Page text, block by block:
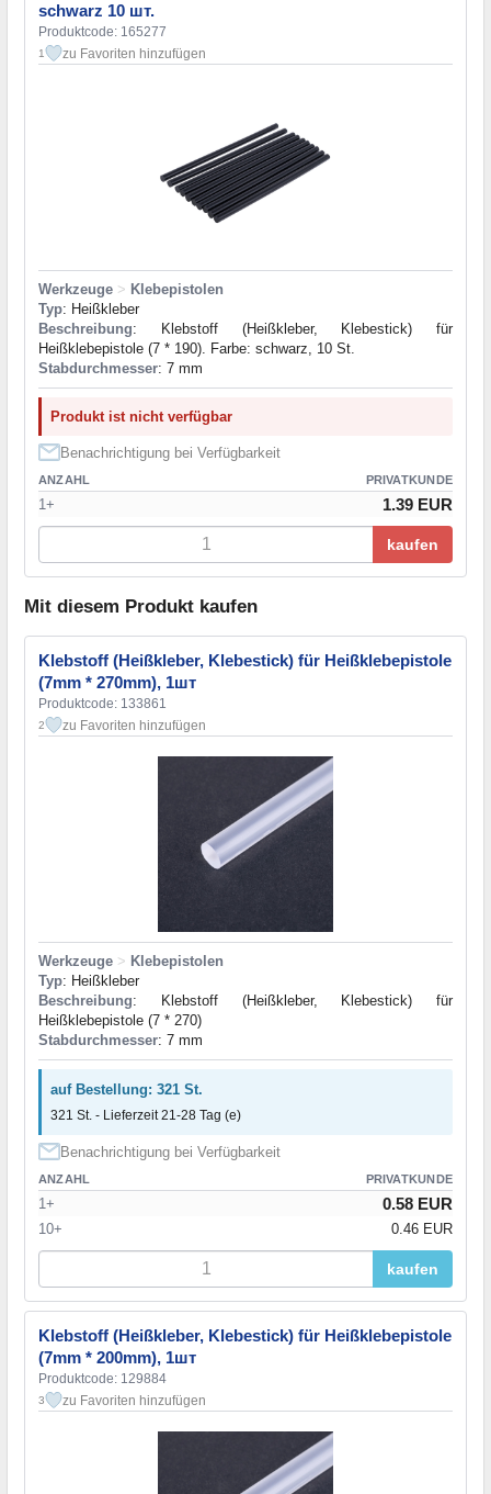
schwarz 10 шт.
Produktcode: 165277
1 zu Favoriten hinzufügen
Werkzeuge > Klebepistolen
Typ: Heißkleber
Beschreibung: Klebstoff (Heißkleber, Klebestick) für
Heißklebepistole (7 * 190). Farbe: schwarz, 10 St.
Stabdurchmesser: 7 mm
Produkt ist nicht verfügbar
Benachrichtigung bei Verfügbarkeit
ANZAHL PRIVATKUNDE
1+ 1.39 EUR
kaufen
Mit diesem Produkt kaufen
Klebstoff (Heißkleber, Klebestick) für Heißklebepistole
(7mm * 270mm), 1шт
Produktcode: 133861
2 zu Favoriten hinzufügen
Werkzeuge > Klebepistolen
Typ: Heißkleber
Beschreibung: Klebstoff (Heißkleber, Klebestick) für
Heißklebepistole (7 * 270)
Stabdurchmesser: 7 mm
auf Bestellung: 321 St.
321 St. - Lieferzeit 21-28 Tag (e)
Benachrichtigung bei Verfügbarkeit
ANZAHL PRIVATKUNDE
1+ 0.58 EUR
10+ 0.46 EUR
kaufen
Klebstoff (Heißkleber, Klebestick) für Heißklebepistole
(7mm * 200mm), 1шт
Produktcode: 129884
3 zu Favoriten hinzufügen